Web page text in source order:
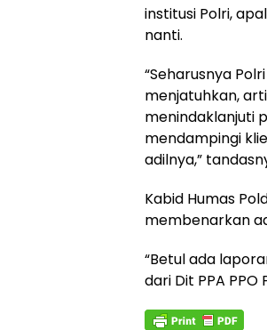
institusi Polri,
nanti.
“Seharusnya
menjatuhkan,
menindaklanjuti
mendampingi
adilnya,”
Kabid Humas
membenarkan
“Betul ada
dari Dit PPA PPO